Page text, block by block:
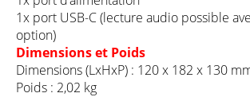
1x port USB-C (lecture audio possible
option)
Dimensions et Poids
Dimensions (LxHxP) : 120 x 182 x 130
Poids : 2,02 kg